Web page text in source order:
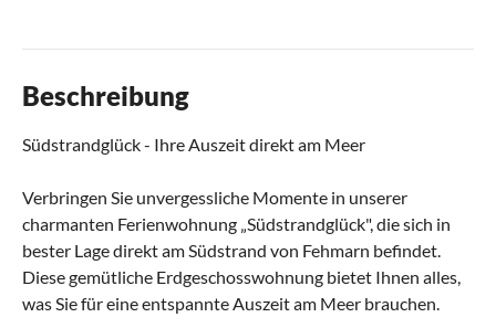
Beschreibung
Südstrandglück - Ihre Auszeit direkt am Meer
Verbringen Sie unvergessliche Momente in unserer
charmanten Ferienwohnung „Südstrandglück", die sich in
bester Lage direkt am Südstrand von Fehmarn befindet.
Diese gemütliche Erdgeschosswohnung bietet Ihnen alles,
was Sie für eine entspannte Auszeit am Meer brauchen.